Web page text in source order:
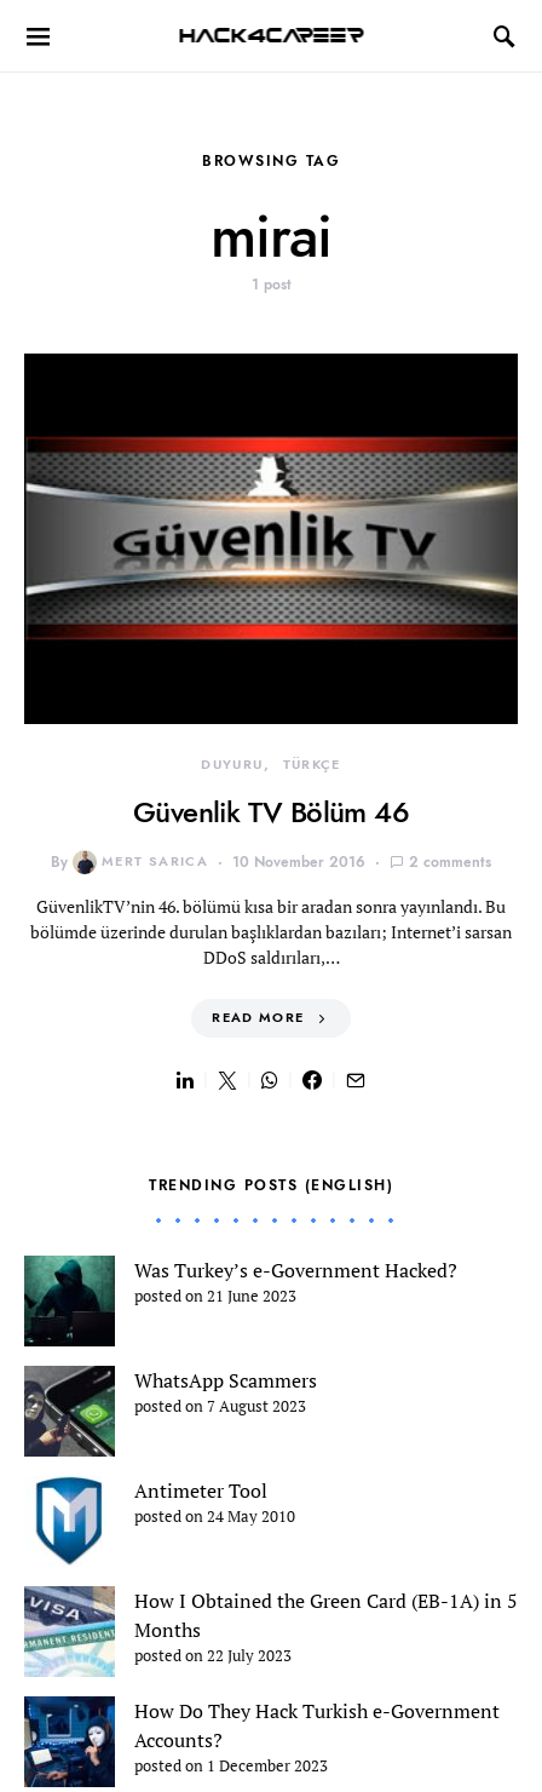
Hack4Career
BROWSING TAG
mirai
1 post
DUYURU TÜRKÇE
Güvenlik TV Bölüm 46
By MERT SARICA 10 November 2016 2 comments
GüvenlikTV’nin 46. bölümü kısa bir aradan sonra yayınlandı. Bu
bölümde üzerinde durulan başlıklardan bazıları; Internet’i sarsan
DDoS saldırıları,…
READ MORE
TRENDING POSTS (ENGLISH)
Was Turkey’s e-Government Hacked?
posted on 21 June 2023
WhatsApp Scammers
posted on 7 August 2023
Antimeter Tool
posted on 24 May 2010
How I Obtained the Green Card (EB-1A) in 5
Months
posted on 22 July 2023
How Do They Hack Turkish e-Government
Accounts?
posted on 1 December 2023